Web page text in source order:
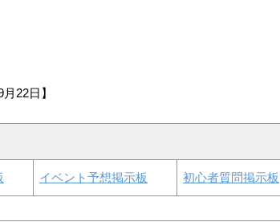
月22日】
イベント予想掲示板 初心者質問掲示板